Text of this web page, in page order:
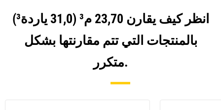
انظر كيف يقارن 23,70 م³ (31,0 ياردة³)
بالمنتجات التي تتم مقارنتها بشكل
متكرر.